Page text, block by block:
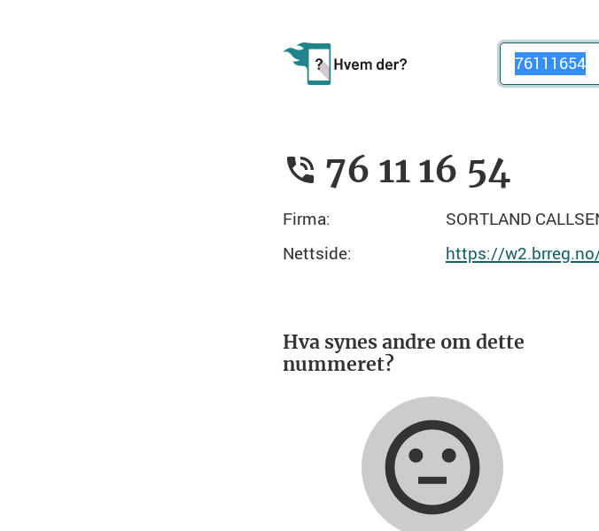
Telefonnummer
76 11 16 54
Firma:
SORTLAND
Nettside:
https://
Hva synes andre om dette
nummeret?